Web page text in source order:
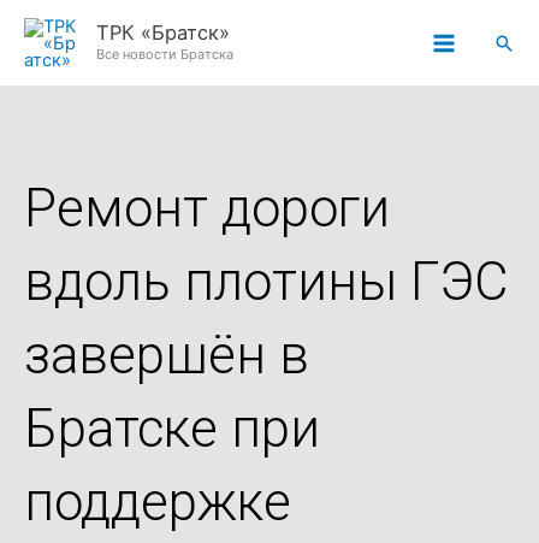
Перейти
ТРК «Братск»
Все новости Братска
Ремонт дороги
вдоль плотины ГЭС
завершён в
Братске при
поддержке